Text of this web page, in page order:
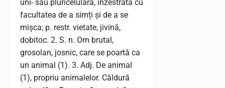
uni- sau pluricelulară, înzestrată cu
facultatea de a simți și de a se
mișca; p. restr. vietate, jivină,
dobitoc. 2. S. n. Om brutal,
grosolan, josnic, care se poartă ca
un animal (1). 3. Adj. De animal
(1), propriu animalelor. Căldură